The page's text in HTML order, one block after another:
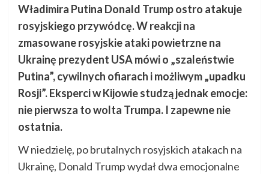
Władimira Putina Donald Trump ostro atakuje
rosyjskiego przywódcę. W reakcji na
zmasowane rosyjskie ataki powietrzne na
Ukrainę prezydent USA mówi o „szaleństwie
Putina”, cywilnych ofiarach i możliwym „upadku
Rosji”. Eksperci w Kijowie studzą jednak emocje:
nie pierwsza to wolta Trumpa. I zapewne nie
ostatnia.
W niedzielę, po brutalnych rosyjskich atakach na
Ukrainę, Donald Trump wydał dwa emocjonalne